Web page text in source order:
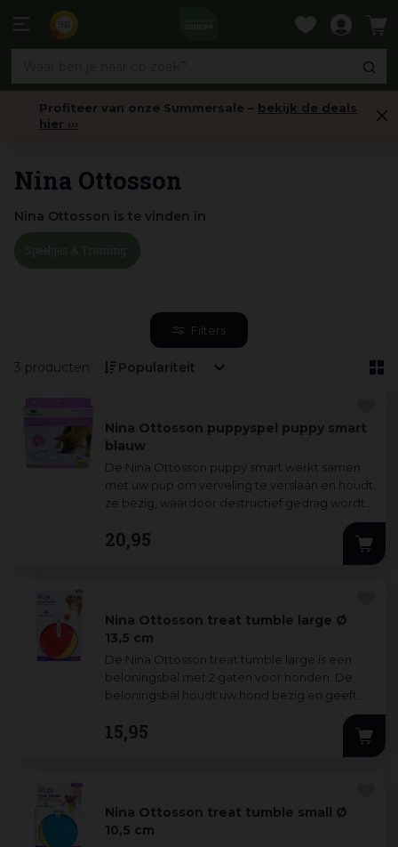
naar
Profiteer van onze Summersale – bekijk de deals
hier ›››
Nina Ottosson
Nina Ottosson is te vinden in
Filters
3 producten
Nina Ottosson puppyspel puppy smart
blauw
De Nina Ottosson puppy smart werkt samen
met uw pup om verveling te verslaan en houdt
ze bezig, waardoor destructief gedrag wordt
...
20,95
Nina Ottosson treat tumble large Ø
13,5 cm
De Nina Ottosson treat tumble large is een
beloningsbal met 2 gaten voor honden. De
beloningsbal houdt uw hond bezig en geeft
me ...
15,95
Nina Ottosson treat tumble small Ø
10,5 cm